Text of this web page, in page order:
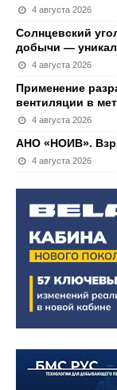
4 августа 2026
Солнцевский
добычи —
4 августа 2026
Применение
вентиляции в
4 августа 2026
АНО «НОИВ».
4 августа 2026